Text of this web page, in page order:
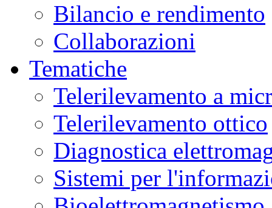
Bilancio e rendimento
Collaborazioni
Tematiche
Telerilevamento a
Telerilevamento ottico
Diagnostica
Sistemi per